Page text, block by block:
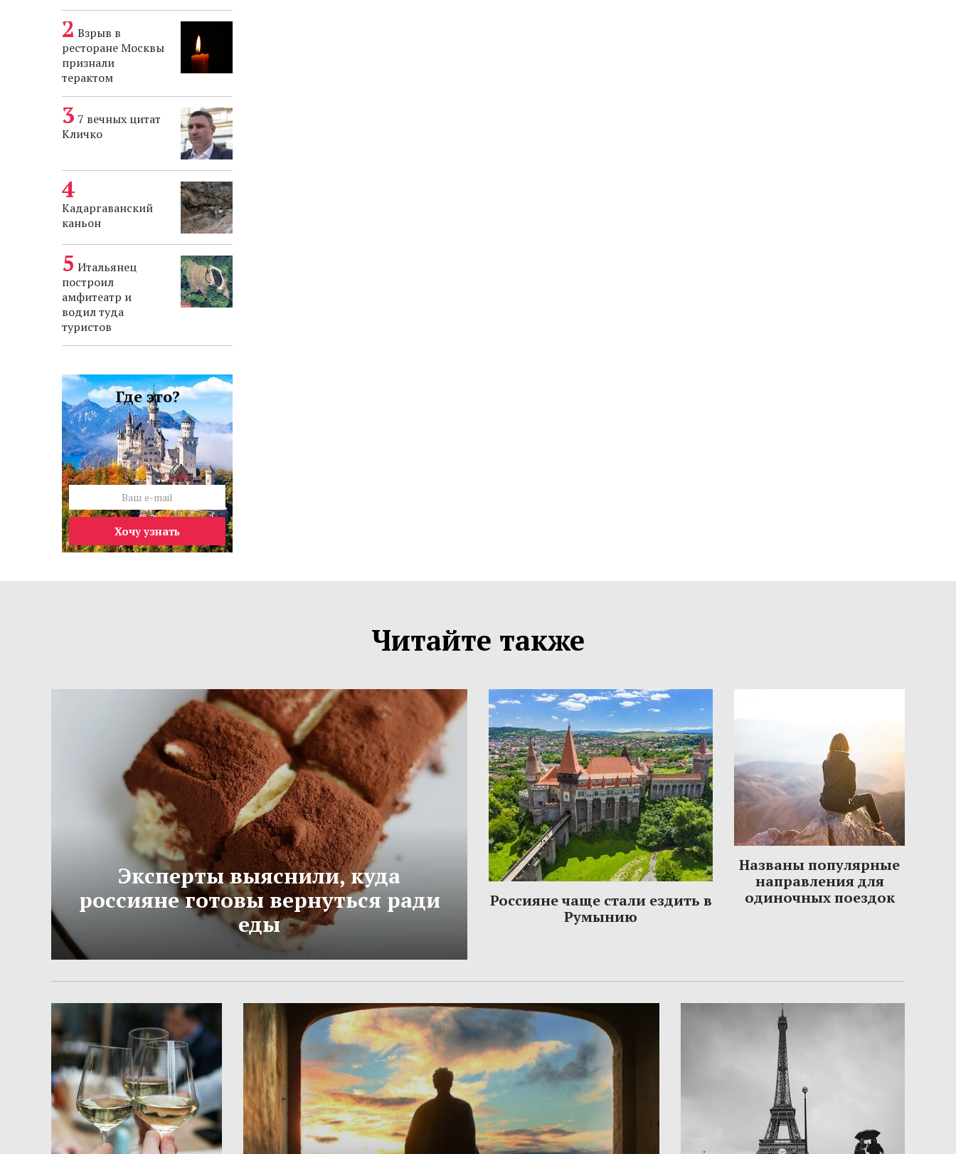
Взрыв в
ресторане Москвы
признали
терактом
7 вечных цитат
Кличко
Кадаргаванский
каньон
Итальянец
построил
амфитеатр и
водил туда
туристов
Где это?
Хочу узнать
Читайте также
Эксперты выяснили, куда
россияне готовы вернуться ради
еды
Россияне чаще стали ездить в
Румынию
Названы популярные
направления для
одиночных поездок